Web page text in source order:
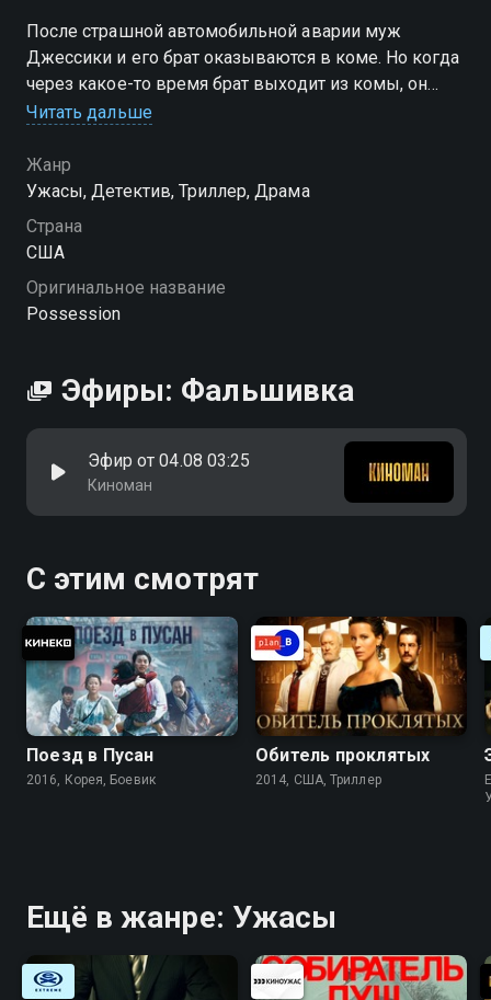
После страшной автомобильной аварии муж
Джессики и его брат оказываются в коме. Но когда
через какое-то время брат выходит из комы, он
считает, что он и есть муж Джессики
Читать дальше
Жанр
Ужасы, Детектив, Триллер, Драма
Страна
США
Оригинальное название
Possession
Эфиры: Фальшивка
Эфир от 04.08 03:25
Киноман
С этим смотрят
Поезд в Пусан
2016, Корея, Боевик
Обитель проклятых
2014, США, Триллер
Ещё в жанре: Ужасы